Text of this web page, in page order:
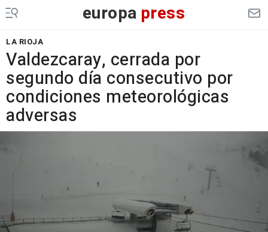
europa press
LA RIOJA
Valdezcaray, cerrada por
segundo día consecutivo por
condiciones meteorológicas
adversas